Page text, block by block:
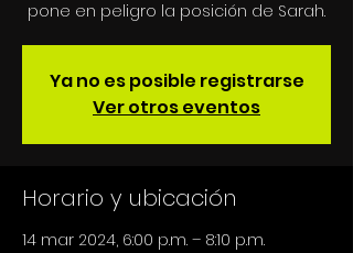
Ya no es posible registrarse
Ver otros eventos
Horario y ubicación
14 mar 2024, 6:00 p.m. – 8:10 p.m.